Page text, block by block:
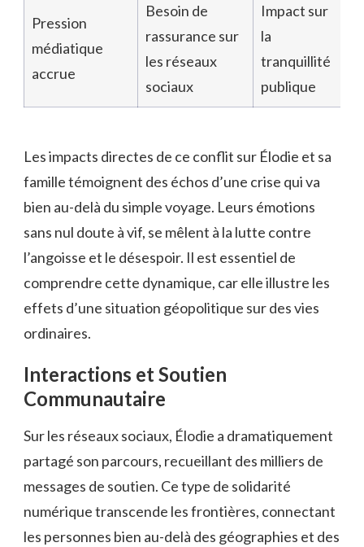
Pression
médiatique
accrue
Besoin de
rassurance sur
les réseaux
sociaux
Impact sur
la
tranquillité
publique
Les impacts directes de ce conflit sur Élodie et sa
famille témoignent des échos d’une crise qui va
bien au-delà du simple voyage. Leurs émotions
sans nul doute à vif, se mêlent à la lutte contre
l’angoisse et le désespoir. Il est essentiel de
comprendre cette dynamique, car elle illustre les
effets d’une situation géopolitique sur des vies
ordinaires.
Interactions et Soutien
Communautaire
Sur les réseaux sociaux, Élodie a dramatiquement
partagé son parcours, recueillant des milliers de
messages de soutien. Ce type de solidarité
numérique transcende les frontières, connectant
les personnes bien au-delà des géographies et des